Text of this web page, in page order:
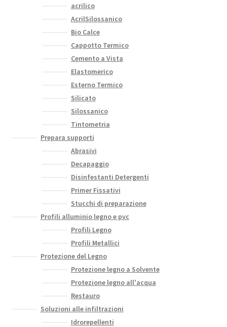
acrilico
AcrilSilossanico
Bio Calce
Cappotto Termico
Cemento a Vista
Elastomerico
Esterno Termico
Silicato
Silossanico
Tintometria
Prepara supporti
Abrasivi
Decapaggio
Disinfestanti Detergenti
Primer Fissativi
Stucchi di preparazione
Profili alluminio legno e pvc
Profili Legno
Profili Metallici
Protezione del Legno
Protezione legno a Solvente
Protezione legno all'acqua
Restauro
Soluzioni alle infiltrazioni
Idrorepellenti